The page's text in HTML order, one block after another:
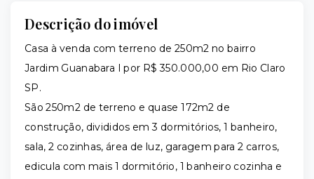
Descrição do imóvel
Casa à venda com terreno de 250m2 no bairro
Jardim Guanabara I por R$ 350.000,00 em Rio Claro
SP.
São 250m2 de terreno e quase 172m2 de
construção, divididos em 3 dormitórios, 1 banheiro,
sala, 2 cozinhas, área de luz, garagem para 2 carros,
edicula com mais 1 dormitório, 1 banheiro cozinha e